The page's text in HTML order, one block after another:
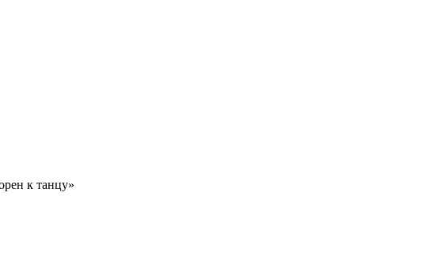
к танцу»